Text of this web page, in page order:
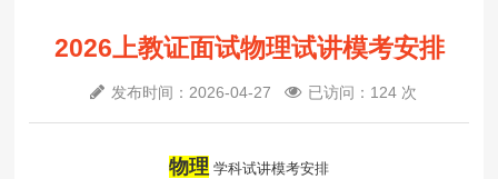
2026上教证面试物理试讲模考安排
发布时间：2026-04-27 已访问：124 次
物理 学科试讲模考安排